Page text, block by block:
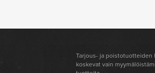
Tarjous- ja poistotuotteiden
koskevat vain